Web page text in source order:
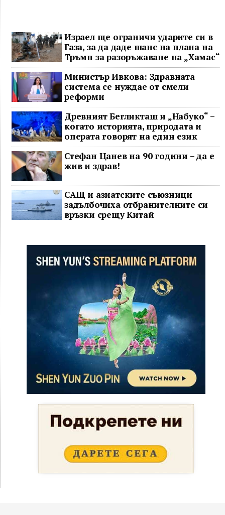
Израел ще ограничи ударите си в
Газа, за да даде шанс на плана на
Тръмп за разоръжаване на „Хамас“
Министър Ивкова: Здравната
система се нуждае от смели
реформи
Древният Бегликташ и „Набуко“ –
когато историята, природата и
операта говорят на един език
Стефан Цанев на 90 години – да е
жив и здрав!
САЩ и азиатските съюзници
задълбочиха отбранителните си
връзки срещу Китай